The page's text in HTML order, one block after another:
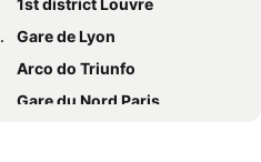
Mercure Paris 19 Philharmonie La Villette
Comfort Hotel Paris Porte d'Ivry
Novotel Paris Centre Gare Montparnasse
Novotel Paris 14 Porte d'Orléans
1st district Louvre
Gare de Lyon
Arco do Triunfo
Gare du Nord Paris